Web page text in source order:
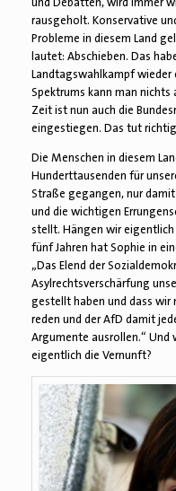
rausgeholt. Konservative
Probleme in diesem Land
lautet: Abschieben. Das
Landtagswahlkampf wieder
Spektrums kann man
Zeit ist nun auch die
eingestiegen. Das tut
Die Menschen in diesem
Hunderttausenden für
Straße gegangen, nur
und die wichtigen
stellt. Hängen wir
fünf Jahren hat Sophie in
„Das Elend der
Asylrechtsverschärfung
gestellt haben und dass wir
reden und der AfD damit
Argumente ausrollen.“
eigentlich die Vernunft?